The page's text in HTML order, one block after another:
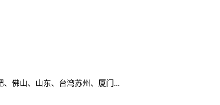
佛山、山东、台湾苏州、厦门...